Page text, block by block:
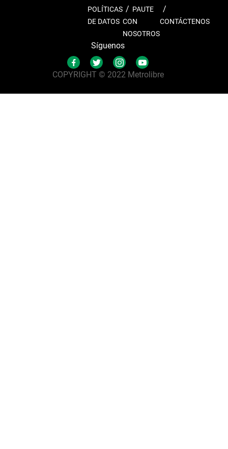
POLÍTICAS
DE DATOS
PAUTE
CON
NOSOTROS
CONTÁCTENOS
Síguenos
COPYRIGHT © 2022 Metrolibre